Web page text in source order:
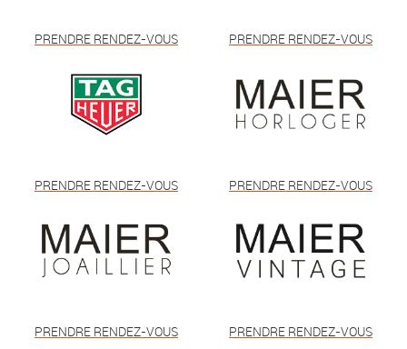
PRENDRE RENDEZ-VOUS PRENDRE RENDEZ-VOUS
PRENDRE RENDEZ-VOUS PRENDRE RENDEZ-VOUS
PRENDRE RENDEZ-VOUS PRENDRE RENDEZ-VOUS